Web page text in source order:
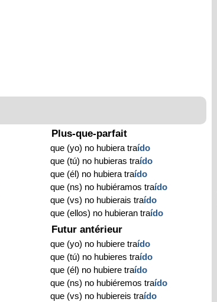
Plus-que-parfait
que (yo) no hubiera traído
que (tú) no hubieras traído
que (él) no hubiera traído
que (ns) no hubiéramos traído
que (vs) no hubierais traído
que (ellos) no hubieran traído
Futur antérieur
que (yo) no hubiere traído
que (tú) no hubieres traído
que (él) no hubiere traído
que (ns) no hubiéremos traído
que (vs) no hubiereis traído